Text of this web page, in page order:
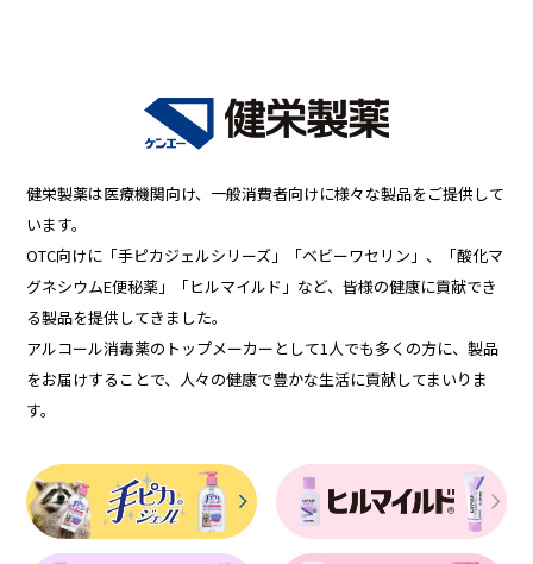
健栄製薬は医療機関向け、一般消費者向けに様々な製品をご提供して
います。
OTC向けに「手ピカジェルシリーズ」「ベビーワセリン」、「酸化マ
グネシウムE便秘薬」「ヒルマイルド」など、皆様の健康に貢献でき
る製品を提供してきました。
アルコール消毒薬のトップメーカーとして1人でも多くの方に、製品
をお届けすることで、人々の健康で豊かな生活に貢献してまいりま
す。